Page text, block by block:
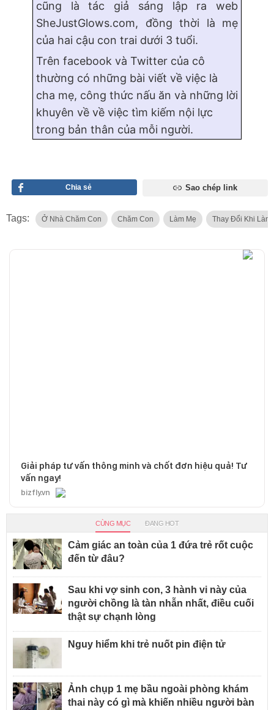
cũng là tác giả sáng lập ra web
SheJustGlows.com, đồng thời là mẹ
của hai cậu con trai dưới 3 tuổi.
Trên facebook và Twitter của cô
thường có những bài viết về việc là
cha mẹ, công thức nấu ăn và những lời
khuyên về về việc tìm kiếm nội lực
trong bản thân của mỗi người.
Chia sẻ Sao chép link
Tags: Ở Nhà Chăm Con Chăm Con Làm Mẹ Thay Đổi Khi Làm
Giải pháp tư vấn thông minh và chốt đơn hiệu quả! Tư
vấn ngay!
bizfly.vn
CÙNG MỤC ĐANG HOT
Cảm giác an toàn của 1 đứa trẻ rốt cuộc
đến từ đâu?
Sau khi vợ sinh con, 3 hành vi này của
người chồng là tàn nhẫn nhất, điều cuối
thật sự chạnh lòng
Nguy hiểm khi trẻ nuốt pin điện tử
Ảnh chụp 1 mẹ bầu ngoài phòng khám
thai này có gì mà khiến nhiều người bàn